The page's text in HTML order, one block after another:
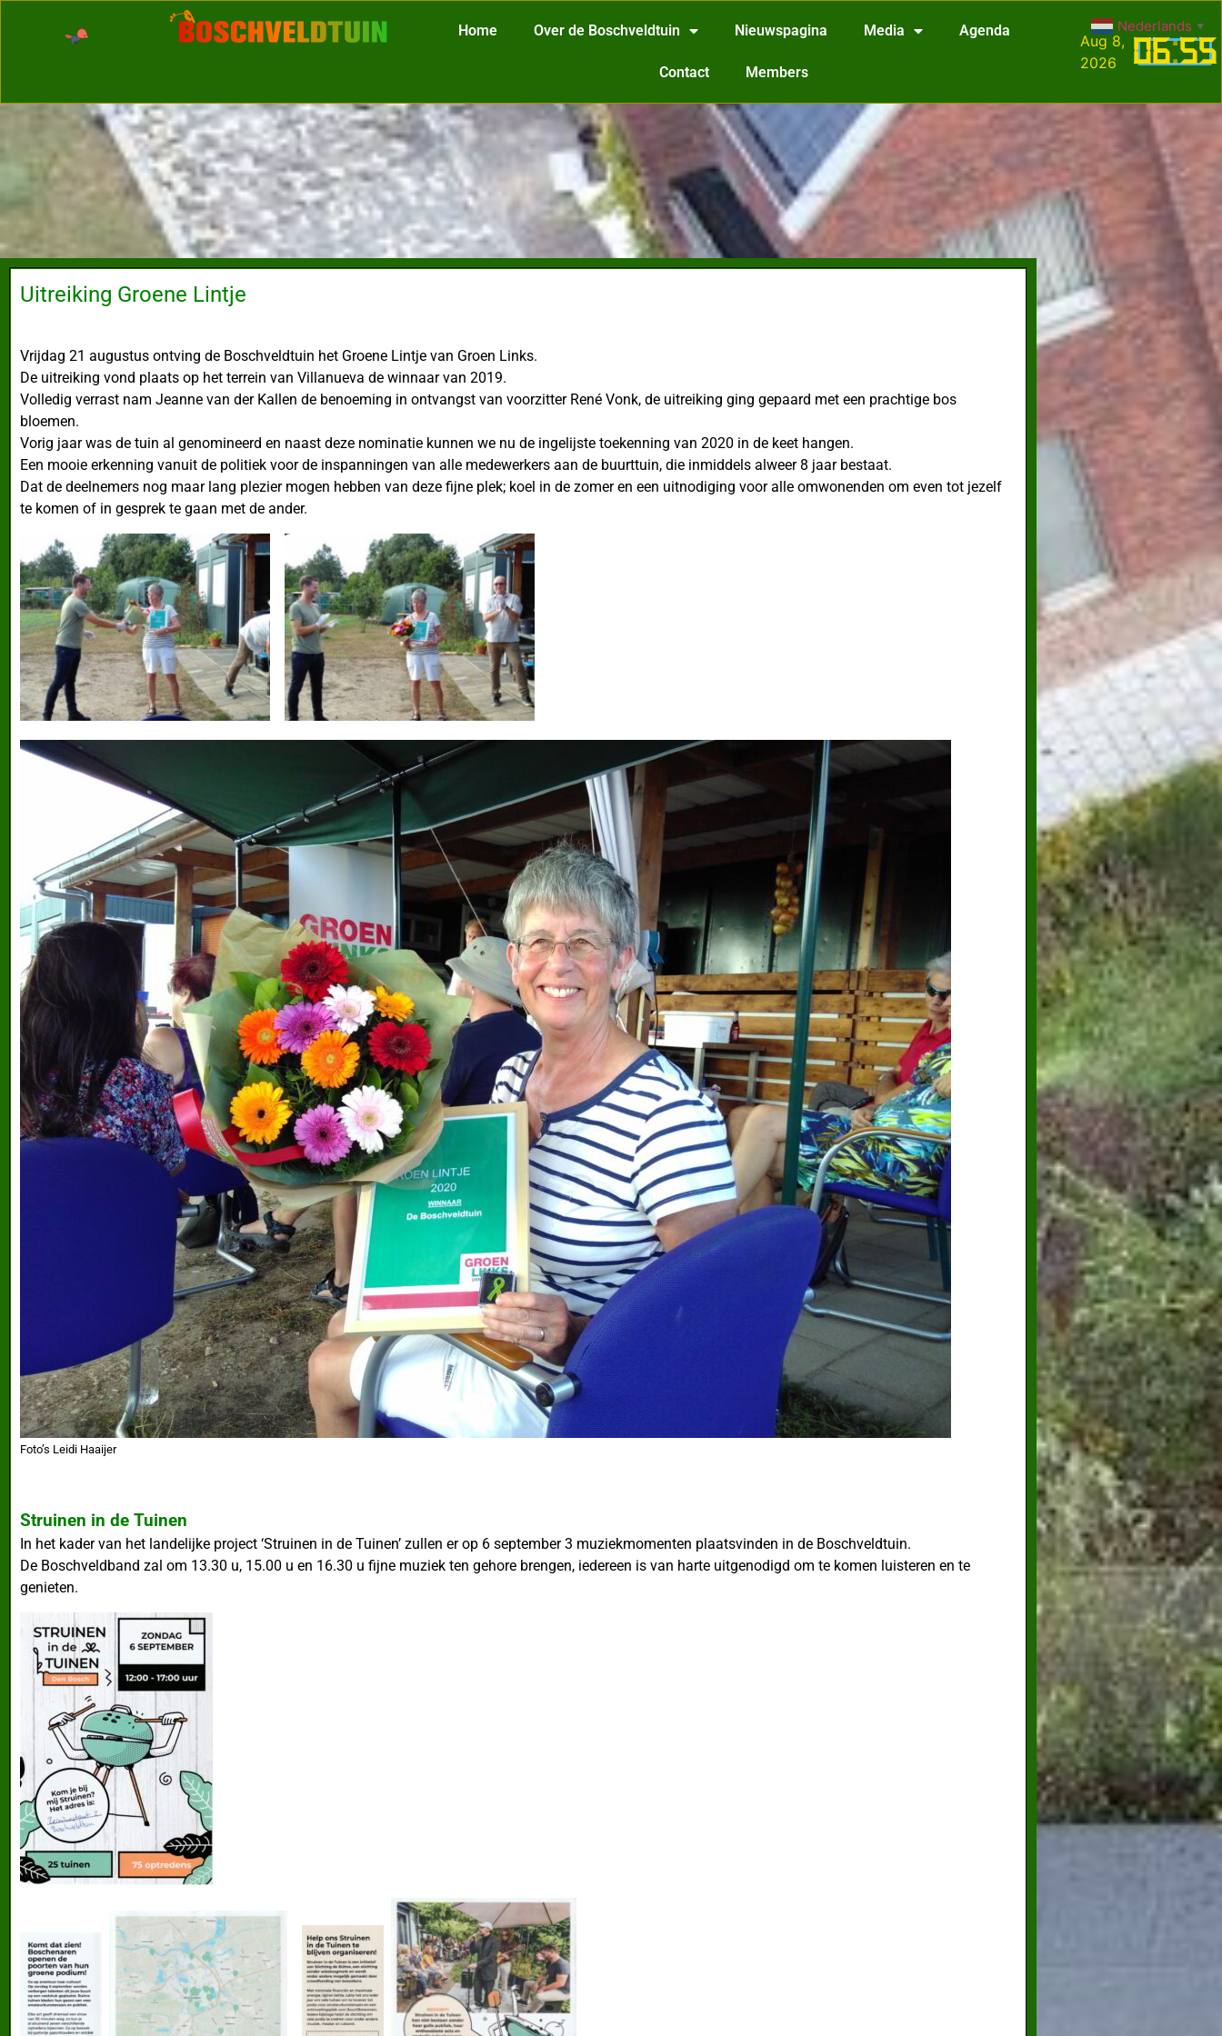
Home Over de Boschveldtuin Nieuwspagina Media Agenda
Contact Members
06:55
Aug 8,
2026
Uitreiking Groene Lintje
Vrijdag 21 augustus ontving de Boschveldtuin het Groene Lintje van Groen Links.
De uitreiking vond plaats op het terrein van Villanueva de winnaar van 2019.
Volledig verrast nam Jeanne van der Kallen de benoeming in ontvangst van voorzitter René Vonk, de uitreiking ging gepaard met een prachtige bos
bloemen.
Vorig jaar was de tuin al genomineerd en naast deze nominatie kunnen we nu de ingelijste toekenning van 2020 in de keet hangen.
Een mooie erkenning vanuit de politiek voor de inspanningen van alle medewerkers aan de buurttuin, die inmiddels alweer 8 jaar bestaat.
Dat de deelnemers nog maar lang plezier mogen hebben van deze fijne plek; koel in de zomer en een uitnodiging voor alle omwonenden om even tot jezelf
te komen of in gesprek te gaan met de ander.
Foto’s Leidi Haaijer
Struinen in de Tuinen
In het kader van het landelijke project ‘Struinen in de Tuinen’ zullen er op 6 september 3 muziekmomenten plaatsvinden in de Boschveldtuin.
De Boschveldband zal om 13.30 u, 15.00 u en 16.30 u fijne muziek ten gehore brengen, iedereen is van harte uitgenodigd om te komen luisteren en te
genieten.
Nederlands ▼